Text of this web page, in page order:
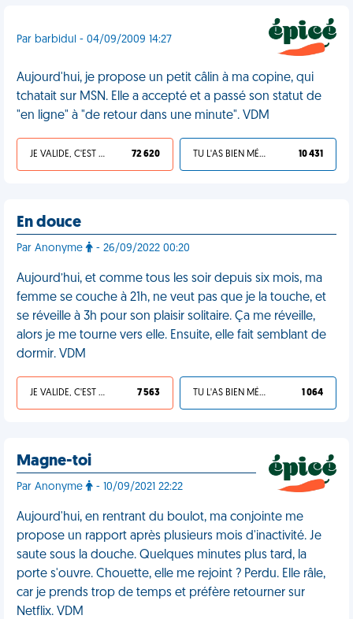
Par barbidul - 04/09/2009 14:27
Aujourd'hui, je propose un petit câlin à ma copine, qui
tchatait sur MSN. Elle a accepté et a passé son statut de
"en ligne" à "de retour dans une minute". VDM
JE VALIDE, C'EST UNE VDM 72 620 TU L'AS BIEN MÉRITÉ 10 431
En douce
Par Anonyme - 26/09/2022 00:20
Aujourd’hui, et comme tous les soir depuis six mois, ma
femme se couche à 21h, ne veut pas que je la touche, et
se réveille à 3h pour son plaisir solitaire. Ça me réveille,
alors je me tourne vers elle. Ensuite, elle fait semblant de
dormir. VDM
JE VALIDE, C'EST UNE VDM 7 563 TU L'AS BIEN MÉRITÉ 1 064
Magne-toi
Par Anonyme - 10/09/2021 22:22
Aujourd'hui, en rentrant du boulot, ma conjointe me
propose un rapport après plusieurs mois d'inactivité. Je
saute sous la douche. Quelques minutes plus tard, la
porte s'ouvre. Chouette, elle me rejoint ? Perdu. Elle râle,
car je prends trop de temps et préfère retourner sur
Netflix. VDM